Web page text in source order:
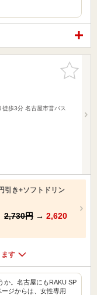
お気に入
りに追加
歩3分 名古屋市営バス
引き+ソフトドリン
2,730円 → 2,620
す
か。名古屋にもRAKU SP
ジからは、女性専用